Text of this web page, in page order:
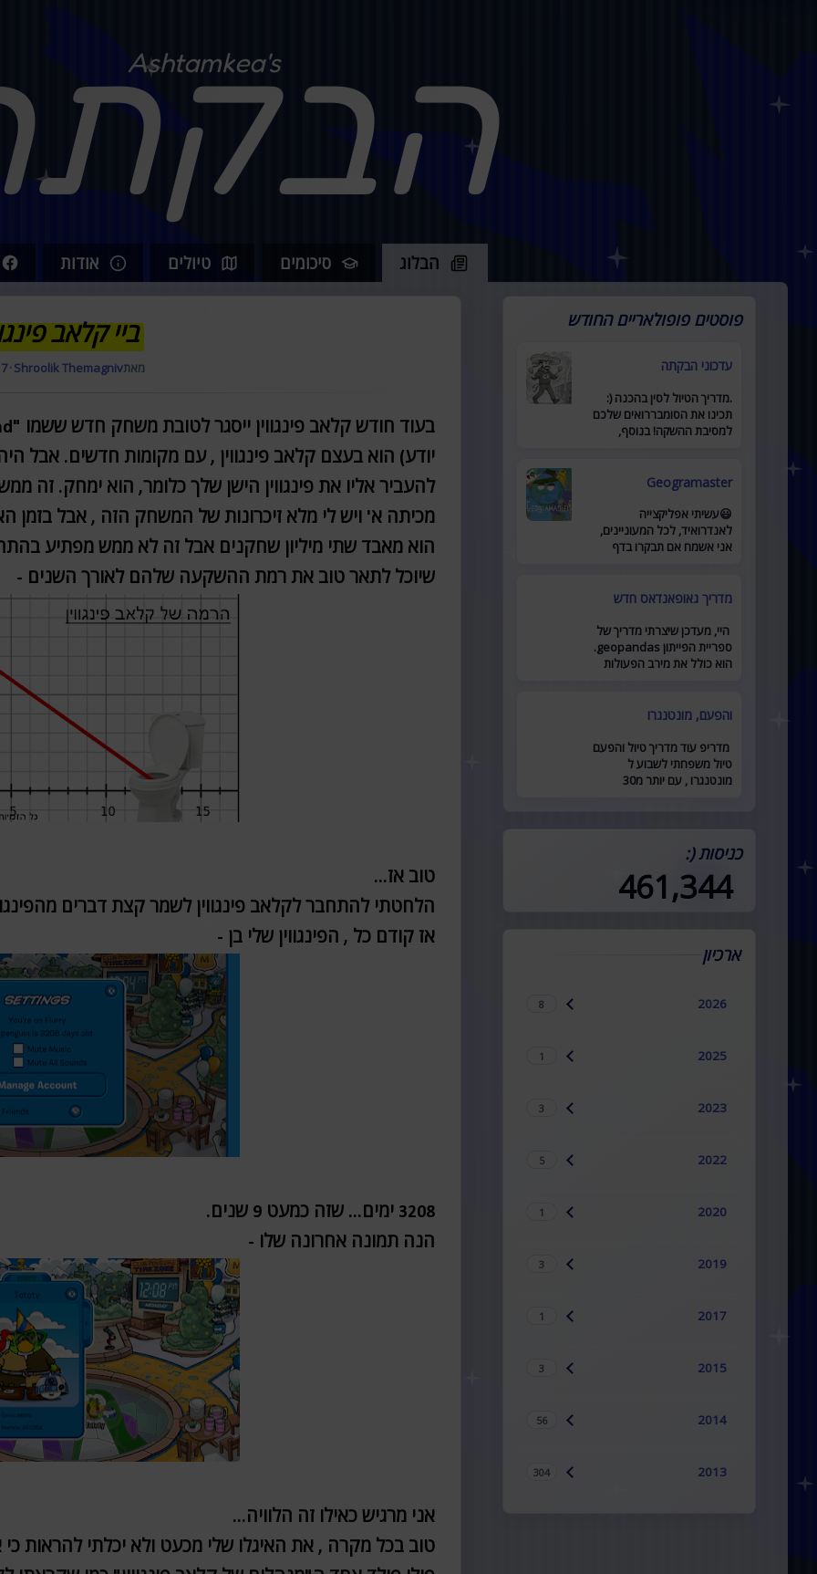
Ashtamkea's
הבלוג סיכומים טיולים אודות
ביי קלאב
מאתShroolik Themagniv
·
יודע) הוא בעצם קלאב פינגווין , עם מקומות חדשים. אבל
להעביר אליו את פינגווין הישן שלך כלומר, הוא ימחק. זה
מכיתה א' ויש לי מלא זיכרונות של המשחק הזה , אבל בזמן
הוא מאבד שתי מיליון שחקנים אבל זה לא ממש מפתיע
שיוכל לתאר טוב את רמת ההשקעה שלהם לאורך השנים -
טוב אז...
הלחטתי להתחבר לקלאב פינגווין לשמר קצת דברים
אז קודם כל , הפינגווין שלי בן -
3208 ימים... שזה כמעט 9 שנים.
הנה תמונה אחרונה שלו -
אני מרגיש כאילו זה הלוויה...
טוב בכל מקרה , את האיגלו שלי מכעט ולא יכלתי להראות
פוסטים פופולאריים החודש
עדכוני הבקתה
.מדריך הטיול לסין בהכנה (:
תכינו את הסומבררואים שלכם
למסיבת ההשקה! בנוסף,
Geogramaster
😃עשיתי אפליקצייה
לאנדרואיד, לכל המעוניינים,
אני אשמח אם תבקרו בדף
מדריך גאופאנדאס חדש
היי, מעדכן שיצרתי מדריך של
ספריית הפייתון geopandas.
הוא כולל את מירב הפעולות
והפעם, מונטנגרו
מדריפ עוד מדריך טיול והפעם
טיול משפחתי לשבוע ל
מונטנגרו , עם יותר מ30
כניסות (:
461,344
ארכיון
2026
8
2025
1
2023
3
2022
5
2020
1
2019
3
2017
1
2015
3
2014
56
2013
304